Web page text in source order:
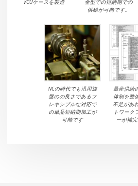
による電気自動車の
精度樹脂部品の試作
金型での短納期での
NCの時代でも汎用旋
盤のの良さであるフ
レキシブルな対応で
の単品短納期加工が
量産供給
体制を整
不足があ
トワーク